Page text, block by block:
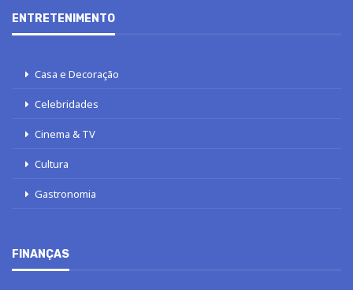
ENTRETENIMENTO
Casa e Decoração
Celebridades
Cinema & TV
Cultura
Gastronomia
FINANÇAS